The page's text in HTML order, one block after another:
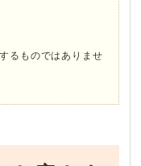
るものではありませ